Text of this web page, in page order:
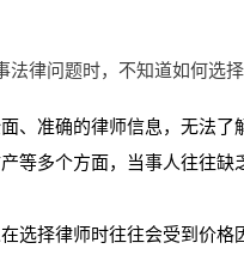
律问题时，不知道如何选
、准确的律师信息，无法了
等多个方面，当事人往往
选择律师时往往会受到价